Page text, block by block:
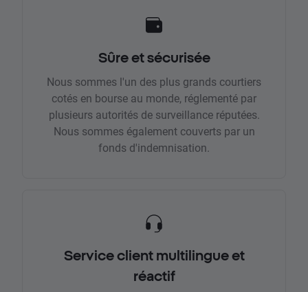
Sûre et sécurisée
Nous sommes l'un des plus grands courtiers
cotés en bourse au monde, réglementé par
plusieurs autorités de surveillance réputées.
Nous sommes également couverts par un
fonds d'indemnisation.
Service client multilingue et
réactif